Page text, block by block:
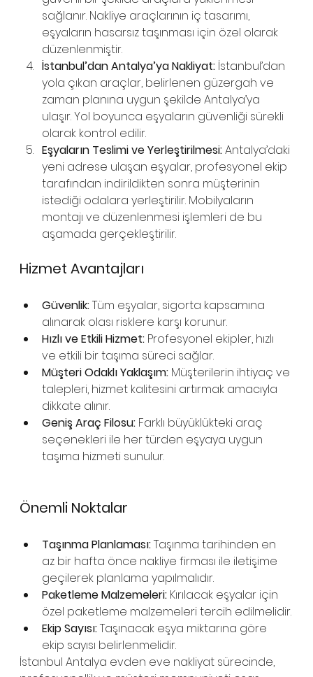
sağlanır. Nakliye araçlarının iç tasarımı,
eşyaların hasarsız taşınması için özel olarak
düzenlenmiştir.
İstanbul’dan Antalya’ya Nakliyat: İstanbul’dan
yola çıkan araçlar, belirlenen güzergah ve
zaman planına uygun şekilde Antalya’ya
ulaşır. Yol boyunca eşyaların güvenliği sürekli
olarak kontrol edilir.
Eşyaların Teslimi ve Yerleştirilmesi: Antalya’daki
yeni adrese ulaşan eşyalar, profesyonel ekip
tarafından indirildikten sonra müşterinin
istediği odalara yerleştirilir. Mobilyaların
montajı ve düzenlenmesi işlemleri de bu
aşamada gerçekleştirilir.
Hizmet Avantajları
Güvenlik: Tüm eşyalar, sigorta kapsamına
alınarak olası risklere karşı korunur.
Hızlı ve Etkili Hizmet: Profesyonel ekipler, hızlı
ve etkili bir taşıma süreci sağlar.
Müşteri Odaklı Yaklaşım: Müşterilerin ihtiyaç ve
talepleri, hizmet kalitesini artırmak amacıyla
dikkate alınır.
Geniş Araç Filosu: Farklı büyüklükteki araç
seçenekleri ile her türden eşyaya uygun
taşıma hizmeti sunulur.
Önemli Noktalar
Taşınma Planlaması: Taşınma tarihinden en
az bir hafta önce nakliye firması ile iletişime
geçilerek planlama yapılmalıdır.
Paketleme Malzemeleri: Kırılacak eşyalar için
özel paketleme malzemeleri tercih edilmelidir.
Ekip Sayısı: Taşınacak eşya miktarına göre
ekip sayısı belirlenmelidir.
İstanbul Antalya evden eve nakliyat sürecinde,